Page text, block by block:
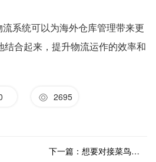
系统可以为海外仓库管理带来更
结合起来，提升物流运作的效率和
2695
下一篇：想要对接菜鸟国际物流，有什么海外仓系统可以选择？